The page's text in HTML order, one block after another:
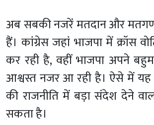
अब सबकी नजरें मतदान और
हैं। कांग्रेस जहां भाजपा में क्रॉस
कर रही है, वहीं भाजपा अपने
आश्वस्त नजर आ रही है। ऐसे में यह
की राजनीति में बड़ा संदेश देने
सकता है।